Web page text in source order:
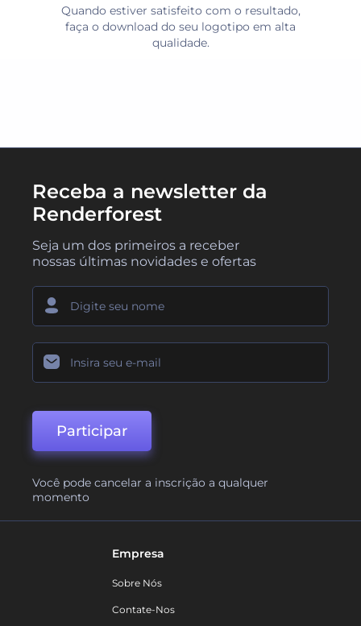
Quando estiver satisfeito com o resultado,
faça o download do seu logotipo em alta
qualidade.
Receba a newsletter da
Renderforest
Seja um dos primeiros a receber
nossas últimas novidades e ofertas
Participar
Você pode cancelar a inscrição a qualquer
momento
Empresa
Sobre Nós
Contate-Nos